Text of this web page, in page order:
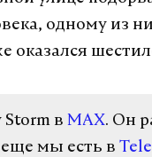
одному из
оказался
в MAX. Он
мы есть в